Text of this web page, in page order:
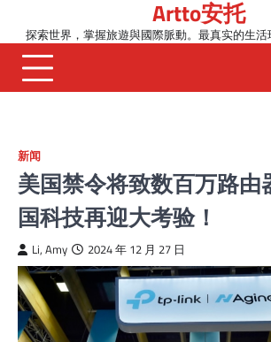
content
Artto安托
探索世界，掌握旅遊與國際脈動。最真实的生
新闻
美国禁令将致数百万路由
国科技再迎大考验！
Li, Amy 2024 年 12 月 27 日